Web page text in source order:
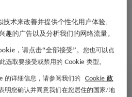
术来改善并提供个性化用户体验、
趣的广告以及分析我们的网络流量。
，请点击“全部接受”。您也可以点
选取要接受或禁用的 Cookie 类型。
的详细信息，请参阅我们的
Cookie 政
明您确认并同意我们在您居住的国家/地